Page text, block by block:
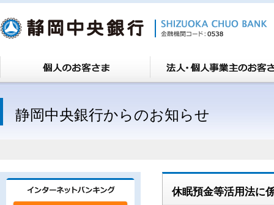
静岡中央銀行からのお知らせ
休眠預金等活用法に